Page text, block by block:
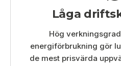
Låga
Hög
energiförbrukning gör
de mest prisvärda